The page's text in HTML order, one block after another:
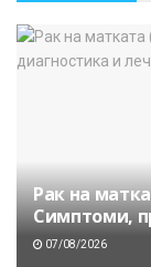
Рак на
Симптоми,
07/08/2026